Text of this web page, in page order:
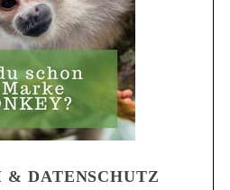
& DATENSCHUTZ